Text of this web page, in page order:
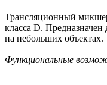
Трансляционный
класса D.
на небольших объектах.
Функциональные